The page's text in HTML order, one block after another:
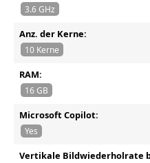
3.6 GHz
Anz. der Kerne:
10 Kerne
RAM:
16 GB
Microsoft Copilot:
Yes
Vertikale Bildwiederholrate